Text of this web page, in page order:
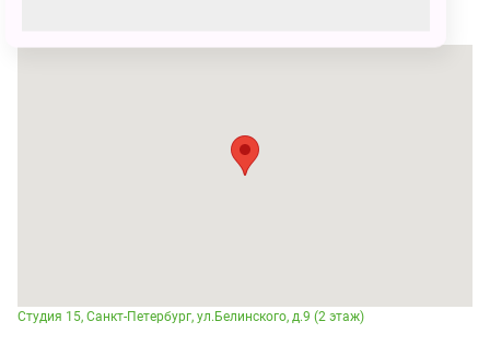
Студия 15, Санкт-Петербург, ул.Белинского, д.9 (2 этаж)